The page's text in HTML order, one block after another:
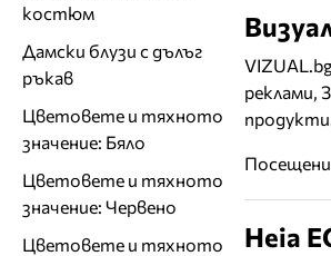
реклами,
Нeia
костюм
Дамски блузи с дълъг
ръкав
Цветовете и тяхното
значение: Бяло
Цветовете и тяхното
значение: Червено
Цветовете и тяхното